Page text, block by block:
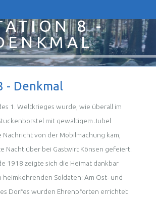
8 -
- Denkmal
1. Weltkrieges wurde, wie überall im
mit gewaltigem Jubel
Nachricht von der Mobilmachung kam,
Nacht über bei Gastwirt Könsen gefeiert.
1918 zeigte sich die Heimat dankbar
Soldaten: Am Ost- und
Dorfes wurden Ehrenpforten errichtet